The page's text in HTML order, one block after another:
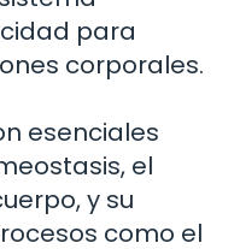
para
corporales.
esenciales
el
y su
como el